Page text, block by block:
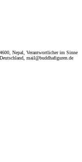
Nepal, Verantwortlicher im Sinne
mail@buddhafiguren.de